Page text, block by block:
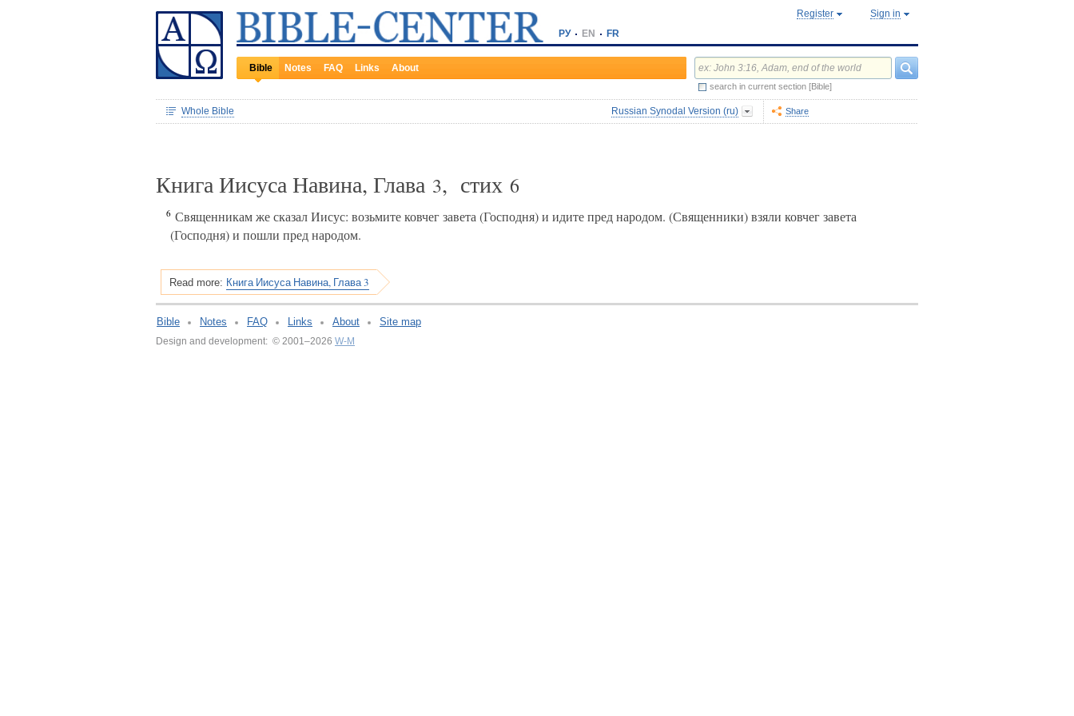
РУ EN FR
Register Sign in
Bible Notes FAQ Links About
search in current section [Bible]
Whole Bible Russian Synodal Version (ru) Share
Книга Иисуса Навина, Глава 3, стих 6
6 Священникам же сказал Иисус: возьмите ковчег завета (Господня) и идите пред народом. (Священники) взяли ковчег завета
(Господня) и пошли пред народом.
Read more: Книга Иисуса Навина, Глава 3
Bible Notes FAQ Links About Site map
Design and development: © 2001–2026 W-M